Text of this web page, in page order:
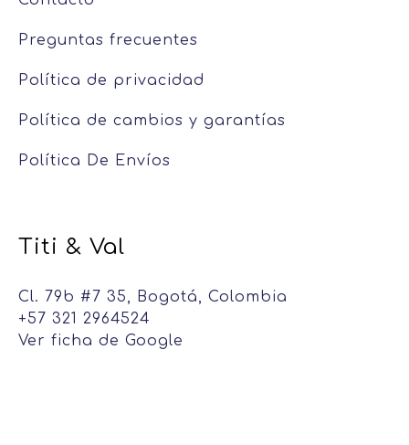
Preguntas frecuentes
Política de privacidad
Política de cambios y garantías
Política De Envíos
Titi & Val
Cl. 79b #7 35, Bogotá, Colombia
+57 321 2964524
Ver ficha de Google